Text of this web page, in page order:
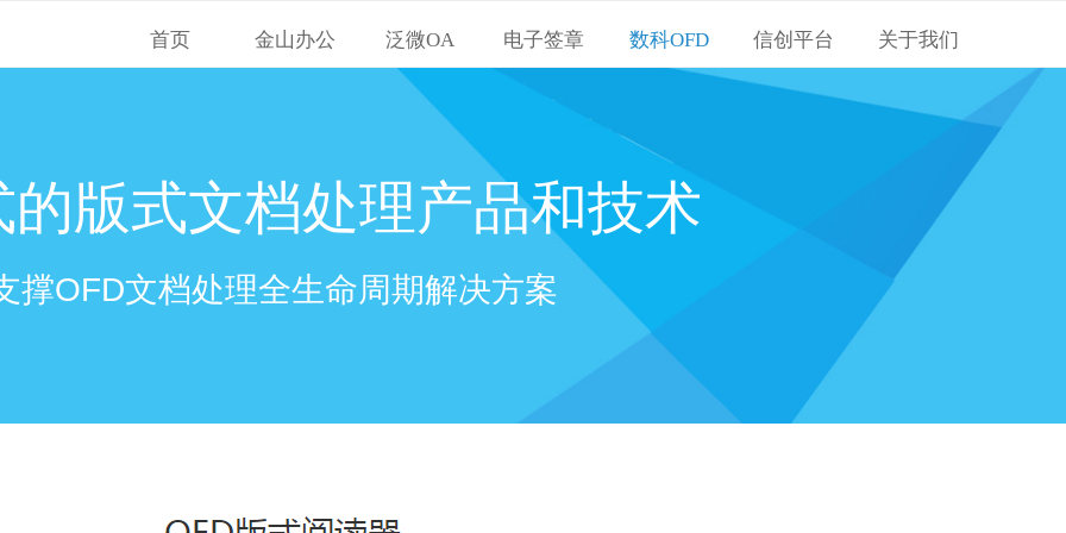
首页 金山办公 泛微OA 电子签章 数科OFD 信创平台 关于我们
的版式文档处理产品和技术
撑OFD文档处理全生命周期解决方案